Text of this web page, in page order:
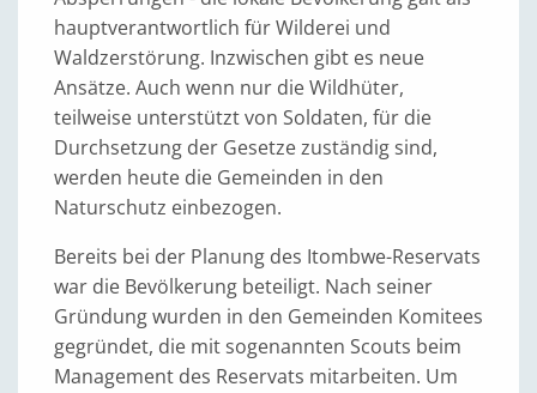
hauptverantwortlich für Wilderei und
Waldzerstörung. Inzwischen gibt es neue
Ansätze. Auch wenn nur die Wildhüter,
teilweise unterstützt von Soldaten, für die
Durchsetzung der Gesetze zuständig sind,
werden heute die Gemeinden in den
Naturschutz einbezogen.
Bereits bei der Planung des Itombwe-Reservats
war die Bevölkerung beteiligt. Nach seiner
Gründung wurden in den Gemeinden Komitees
gegründet, die mit sogenannten Scouts beim
Management des Reservats mitarbeiten. Um